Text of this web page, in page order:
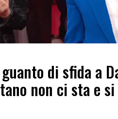
di sfida a
non ci sta e